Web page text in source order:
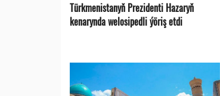
Türkmenistanyň Prezidenti Hazaryň
kenarynda welosipedli ýöriş etdi